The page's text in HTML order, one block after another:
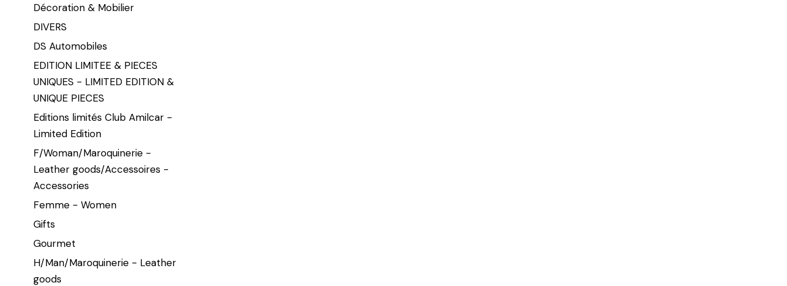
Décoration & Mobilier
DIVERS
DS Automobiles
EDITION LIMITEE & PIECES
UNIQUES - LIMITED EDITION &
UNIQUE PIECES
Editions limités Club Amilcar -
Limited Edition
F/Woman/Maroquinerie -
Leather goods/Accessoires -
Accessories
Femme - Women
Gifts
Gourmet
H/Man/Maroquinerie - Leather
goods